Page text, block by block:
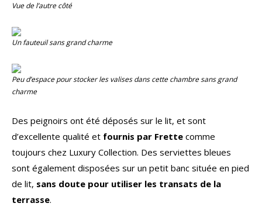
Vue de l’autre côté
Un fauteuil sans grand charme
Peu d’espace pour stocker les valises dans cette chambre sans grand
charme
Des peignoirs ont été déposés sur le lit, et sont
d’excellente qualité et fournis par Frette comme
toujours chez Luxury Collection. Des serviettes bleues
sont également disposées sur un petit banc située en pied
de lit, sans doute pour utiliser les transats de la
terrasse.